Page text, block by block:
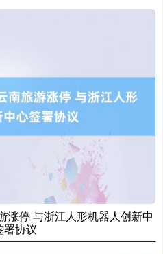
涨停 与浙江人形机器人创新中
署协议